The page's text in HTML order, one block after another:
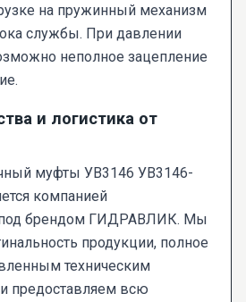
на пружинный механизм
службы. При давлении
неполное зацепление
и логистика от
муфты УВ3146 УВ3146-
компанией
брендом ГИДРАВЛИК. Мы
продукции, полное
техническим
предоставляем всю